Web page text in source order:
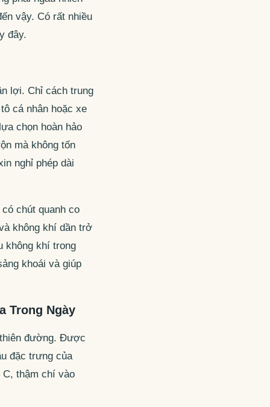
vậy. Có rất nhiều
đây.
lợi. Chỉ cách trung
cá nhân hoặc xe
chọn hoàn hảo
mà không tốn
nghỉ phép dài
chút quanh co
không khí dần trở
không khí trong
khoái và giúp
Trong Ngày
đường. Được
đặc trưng của
C, thậm chí vào